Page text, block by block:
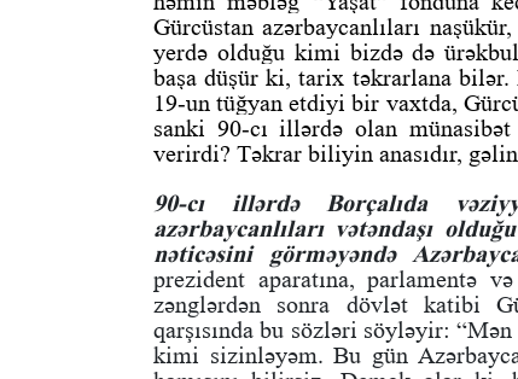
Gürcüstan azərbaycanlıları
yerdə olduğu kimi bizdə də
başa düşür ki, tarix təkrarlana
19-un tüğyan etdiyi bir vaxtda,
sanki 90-cı illərdə olan münasibət
verirdi? Təkrar biliyin anasıdır,
90-cı illərdə Borçalıda
azərbaycanlıları vətəndaşı
nəticəsini görməyəndə
prezident aparatına, parlamentə
zənglərdən sonra dövlət katibi
qarşısında bu sözləri söyləyir:
kimi sizinləyəm. Bu gün